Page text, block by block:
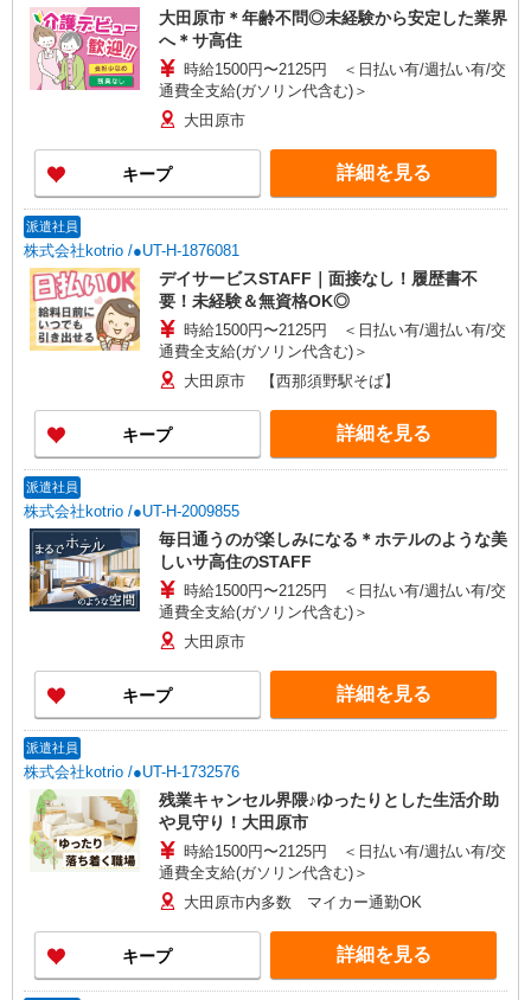
大田原市＊年齢不問◎未経験から安定した業界
へ＊サ高住
時給1500円〜2125円 ＜日払い有/週払い有/交
通費全支給(ガソリン代含む)＞
大田原市
キープ 詳細を見る
派遣社員
株式会社kotrio /●UT-H-1876081
デイサービスSTAFF｜面接なし！履歴書不
要！未経験＆無資格OK◎
時給1500円〜2125円 ＜日払い有/週払い有/交
通費全支給(ガソリン代含む)＞
大田原市 【西那須野駅そば】
キープ 詳細を見る
派遣社員
株式会社kotrio /●UT-H-2009855
毎日通うのが楽しみになる＊ホテルのような美
しいサ高住のSTAFF
時給1500円〜2125円 ＜日払い有/週払い有/交
通費全支給(ガソリン代含む)＞
大田原市
キープ 詳細を見る
派遣社員
株式会社kotrio /●UT-H-1732576
残業キャンセル界隈♪ゆったりとした生活介助
や見守り！大田原市
時給1500円〜2125円 ＜日払い有/週払い有/交
通費全支給(ガソリン代含む)＞
大田原市内多数 マイカー通勤OK
キープ 詳細を見る